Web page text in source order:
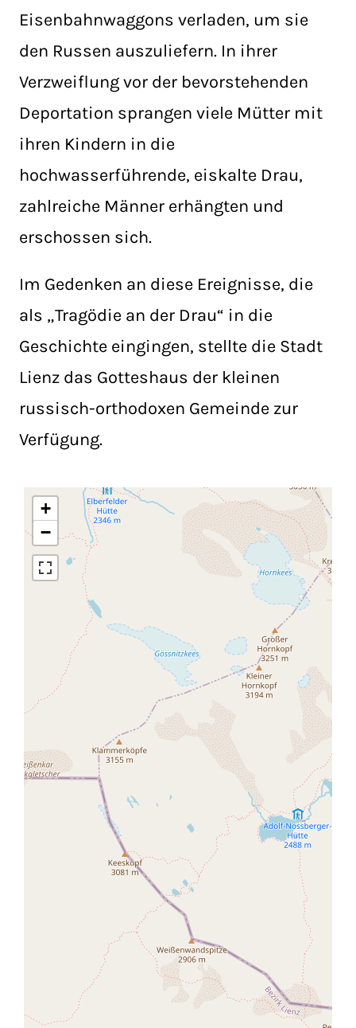
Eisenbahnwaggons verladen, um sie
den Russen auszuliefern. In ihrer
Verzweiflung vor der bevorstehenden
Deportation sprangen viele Mütter mit
ihren Kindern in die
hochwasserführende, eiskalte Drau,
zahlreiche Männer erhängten und
erschossen sich.
Im Gedenken an diese Ereignisse, die
als „Tragödie an der Drau“ in die
Geschichte eingingen, stellte die Stadt
Lienz das Gotteshaus der kleinen
russisch-orthodoxen Gemeinde zur
Verfügung.
+
−